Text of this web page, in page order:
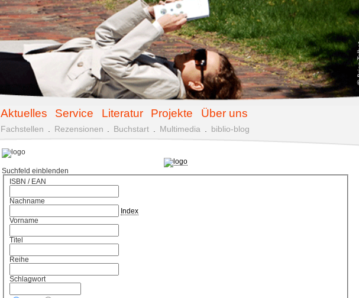
Aktuelles Service Literatur Projekte Über uns
Fachstellen Rezensionen Buchstart Multimedia biblio-blog
Suchfeld einblenden
ISBN / EAN
Nachname
Index
Vorname
Titel
Reihe
Schlagwort